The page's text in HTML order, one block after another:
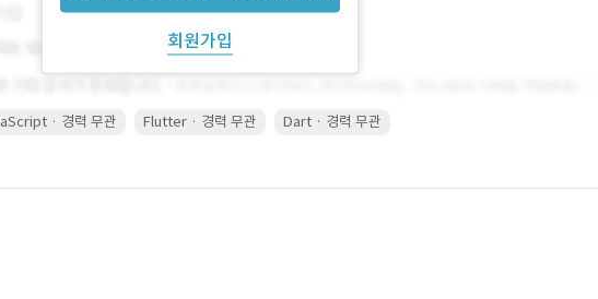
회원가입
· 경력 무관 Flutter · 경력 무관 Dart · 경력 무관